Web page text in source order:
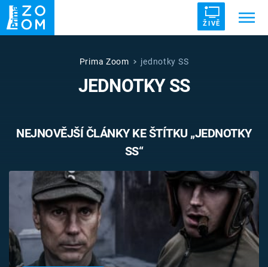
ŽIVĚ
UFO DRUHÁ SVĚTOVÁ VÁLKA
VETŘELCI DÁVNOVĚKU
Témata
Pořady
TV Program
Prima Zoom jednotky SS
JEDNOTKY SS
NEJNOVĚJŠÍ ČLÁNKY KE ŠTÍTKU „JEDNOTKY
SS“